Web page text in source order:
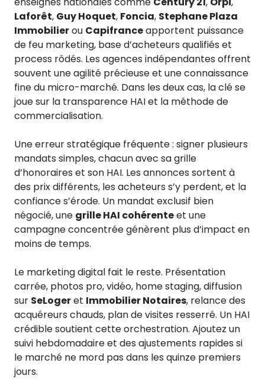
Laforêt, Guy Hoquet, Foncia, Stephane Plaza
Immobilierou Capifranceapportent puissance
de feu marketing, base d’acheteurs qualifiés et
process rôdés. Les agences indépendantes offrent
souvent une agilité précieuse et une connaissance
fine du micro-marché. Dans les deux cas, la clé se
joue sur la transparence HAI et la méthode de
commercialisation.
Une erreur stratégique fréquente : signer plusieurs
mandats simples, chacun avec sa grille
d’honoraires et son HAI. Les annonces sortent à
des prix différents, les acheteurs s’y perdent, et la
confiance s’érode. Un mandat exclusif bien
négocié, une grille HAI cohérenteet une
campagne concentrée génèrent plus d’impact en
moins de temps.
Le marketing digital fait le reste. Présentation
carrée, photos pro, vidéo, home staging, diffusion
sur SeLogeret Immobilier Notaires, relance des
acquéreurs chauds, plan de visites resserré. Un HAI
crédible soutient cette orchestration. Ajoutez un
suivi hebdomadaire et des ajustements rapides si
le marché ne mord pas dans les quinze premiers
jours.